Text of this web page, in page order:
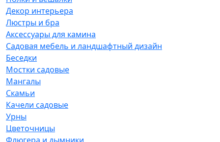
Декор интерьера
Люстры и бра
Аксессуары для камина
Садовая мебель и ландшафтный дизайн
Беседки
Мостки садовые
Мангалы
Скамьи
Качели садовые
Урны
Цветочницы